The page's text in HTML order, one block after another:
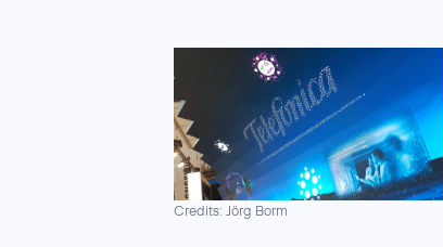
Credits: Jörg Borm